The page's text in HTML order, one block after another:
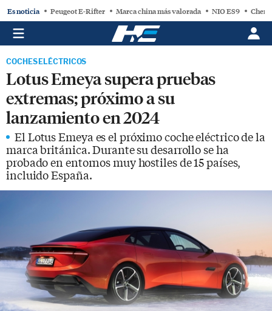
Es noticia Peugeot E-Rifter Marca china más valorada NIO ES9 Chery
COCHES ELÉCTRICOS
Lotus Emeya supera pruebas
extremas; próximo a su
lanzamiento en 2024
El Lotus Emeya es el próximo coche eléctrico de la
marca británica. Durante su desarrollo se ha
probado en entornos muy hostiles de 15 países,
incluido España.